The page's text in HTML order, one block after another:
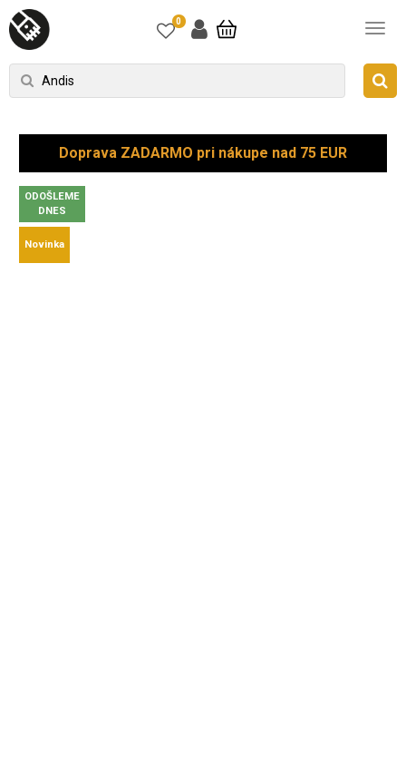
0
Doprava ZADARMO pri nákupe nad 75 EUR
ODOŠLEME
DNES
Novinka